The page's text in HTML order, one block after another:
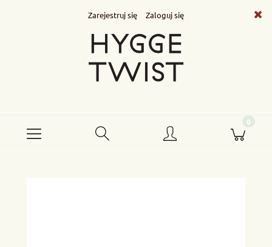
Zarejestruj się Zaloguj się